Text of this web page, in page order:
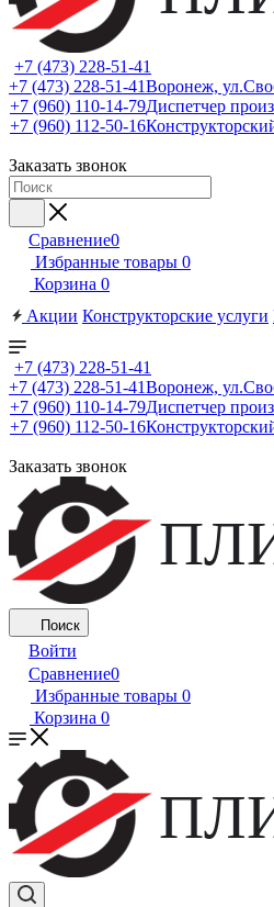
+7 (473) 228-51-41
+7 (473) 228-51-41Воронеж,
+7 (960) 110-14-79Диспетчер
+7 (960) 112-50-16
Заказать звонок
Сравнение0
Избранные товары 0
Корзина 0
Акции Конструкторские услуги
+7 (473) 228-51-41
+7 (473) 228-51-41Воронеж,
+7 (960) 110-14-79Диспетчер
+7 (960) 112-50-16
Заказать звонок
Поиск
Войти
Сравнение0
Избранные товары 0
Корзина 0